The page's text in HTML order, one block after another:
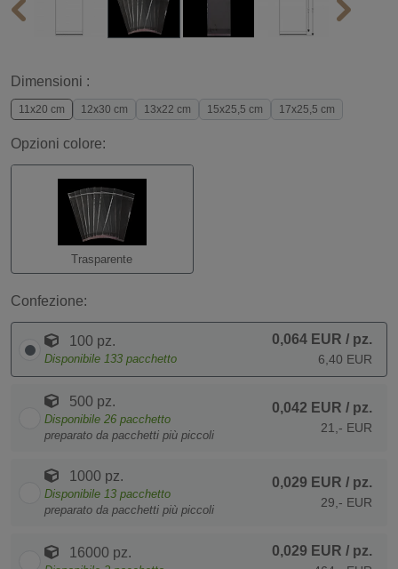
Dimensioni :
11x20 cm 12x30 cm 13x22 cm 15x25,5 cm 17x25,5 cm
Opzioni colore:
Trasparente
Confezione:
100 pz.
Disponibile 133 pacchetto
0,064 EUR / pz.
6,40 EUR
500 pz.
Disponibile 26 pacchetto
preparato da pacchetti più piccoli
0,042 EUR / pz.
21,- EUR
1000 pz.
Disponibile 13 pacchetto
preparato da pacchetti più piccoli
0,029 EUR / pz.
29,- EUR
16000 pz. 0,029 EUR / pz.